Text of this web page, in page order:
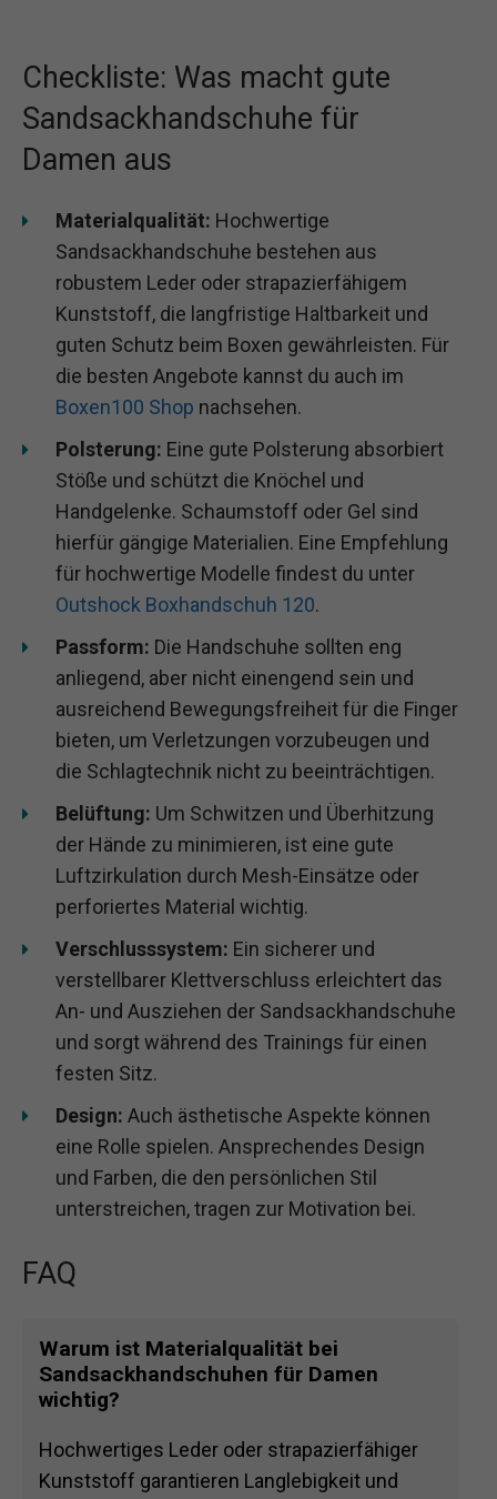
Checkliste: Was macht gute
Sandsackhandschuhe für
Damen aus
Materialqualität: Hochwertige
Sandsackhandschuhe bestehen aus
robustem Leder oder strapazierfähigem
Kunststoff, die langfristige Haltbarkeit und
guten Schutz beim Boxen gewährleisten. Für
die besten Angebote kannst du auch im
Boxen100 Shop nachsehen.
Polsterung: Eine gute Polsterung absorbiert
Stöße und schützt die Knöchel und
Handgelenke. Schaumstoff oder Gel sind
hierfür gängige Materialien. Eine Empfehlung
für hochwertige Modelle findest du unter
Outshock Boxhandschuh 120.
Passform: Die Handschuhe sollten eng
anliegend, aber nicht einengend sein und
ausreichend Bewegungsfreiheit für die Finger
bieten, um Verletzungen vorzubeugen und
die Schlagtechnik nicht zu beeinträchtigen.
Belüftung: Um Schwitzen und Überhitzung
der Hände zu minimieren, ist eine gute
Luftzirkulation durch Mesh-Einsätze oder
perforiertes Material wichtig.
Verschlusssystem: Ein sicherer und
verstellbarer Klettverschluss erleichtert das
An- und Ausziehen der Sandsackhandschuhe
und sorgt während des Trainings für einen
festen Sitz.
Design: Auch ästhetische Aspekte können
eine Rolle spielen. Ansprechendes Design
und Farben, die den persönlichen Stil
unterstreichen, tragen zur Motivation bei.
FAQ
Warum ist Materialqualität bei
Sandsackhandschuhen für Damen
wichtig?
Hochwertiges Leder oder strapazierfähiger
Kunststoff garantieren Langlebigkeit und